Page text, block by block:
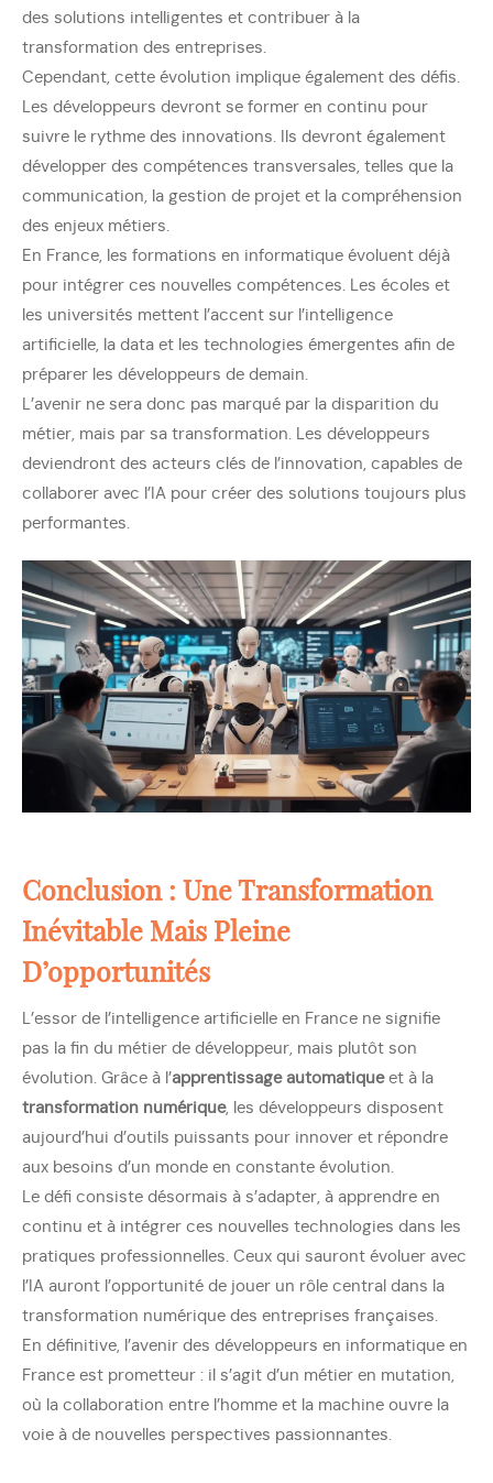
des solutions intelligentes et contribuer à la
transformation des entreprises.
Cependant, cette évolution implique également des défis.
Les développeurs devront se former en continu pour
suivre le rythme des innovations. Ils devront également
développer des compétences transversales, telles que la
communication, la gestion de projet et la compréhension
des enjeux métiers.
En France, les formations en informatique évoluent déjà
pour intégrer ces nouvelles compétences. Les écoles et
les universités mettent l’accent sur l’intelligence
artificielle, la data et les technologies émergentes afin de
préparer les développeurs de demain.
L’avenir ne sera donc pas marqué par la disparition du
métier, mais par sa transformation. Les développeurs
deviendront des acteurs clés de l’innovation, capables de
collaborer avec l’IA pour créer des solutions toujours plus
performantes.
Conclusion : Une Transformation
Inévitable Mais Pleine
D’opportunités
L’essor de l’intelligence artificielle en France ne signifie
pas la fin du métier de développeur, mais plutôt son
évolution. Grâce à l’apprentissage automatiqueet à la
transformation numérique, les développeurs disposent
aujourd’hui d’outils puissants pour innover et répondre
aux besoins d’un monde en constante évolution.
Le défi consiste désormais à s’adapter, à apprendre en
continu et à intégrer ces nouvelles technologies dans les
pratiques professionnelles. Ceux qui sauront évoluer avec
l’IA auront l’opportunité de jouer un rôle central dans la
transformation numérique des entreprises françaises.
En définitive, l’avenir des développeurs en informatique en
France est prometteur : il s’agit d’un métier en mutation,
où la collaboration entre l’homme et la machine ouvre la
voie à de nouvelles perspectives passionnantes.